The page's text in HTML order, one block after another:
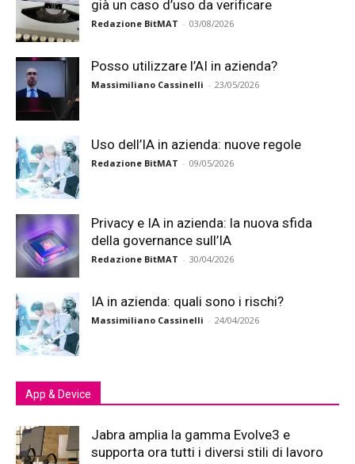
già un caso d’uso da verificare
Redazione BitMAT - 03/08/2026
Posso utilizzare l’AI in azienda?
Massimiliano Cassinelli - 23/05/2026
Uso dell’IA in azienda: nuove regole
Redazione BitMAT - 09/05/2026
Privacy e IA in azienda: la nuova sfida
della governance sull’IA
Redazione BitMAT - 30/04/2026
IA in azienda: quali sono i rischi?
Massimiliano Cassinelli - 24/04/2026
App & Device
Jabra amplia la gamma Evolve3 e
supporta ora tutti i diversi stili di lavoro